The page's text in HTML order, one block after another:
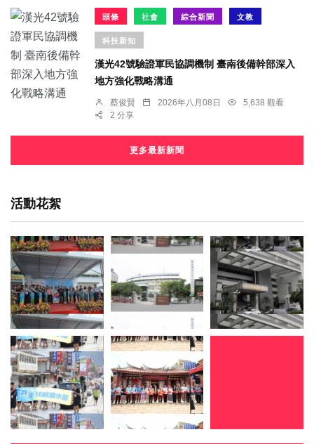
頭條 社會 綜合新聞 文教
科技新知
漢光42號驗證軍民協調機制 臺南後備幹部深入
地方強化戰略溝通
蔡俊賢 2026年八月08日
5,638 觀看
2 分享
更多最新新聞
活動花絮